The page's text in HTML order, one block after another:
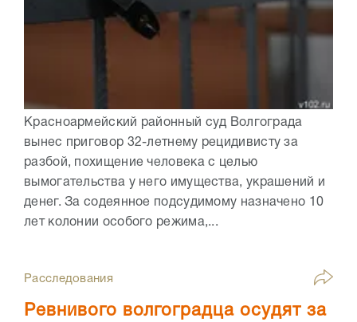
Красноармейский районный суд Волгограда
вынес приговор 32-летнему рецидивисту за
разбой, похищение человека с целью
вымогательства у него имущества, украшений и
денег. За содеянное подсудимому назначено 10
лет колонии особого режима,...
Расследования
Ревнивого волгоградца осудят за